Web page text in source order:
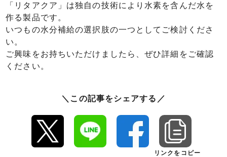
「リタアクア」は独自の技術により水素を含んだ水を
作る製品です。
いつもの水分補給の選択肢の一つとしてご検討くださ
い。
ご興味をお持ちいただけましたら、ぜひ詳細をご確認
ください。
＼この記事をシェアする／
リンクをコピー